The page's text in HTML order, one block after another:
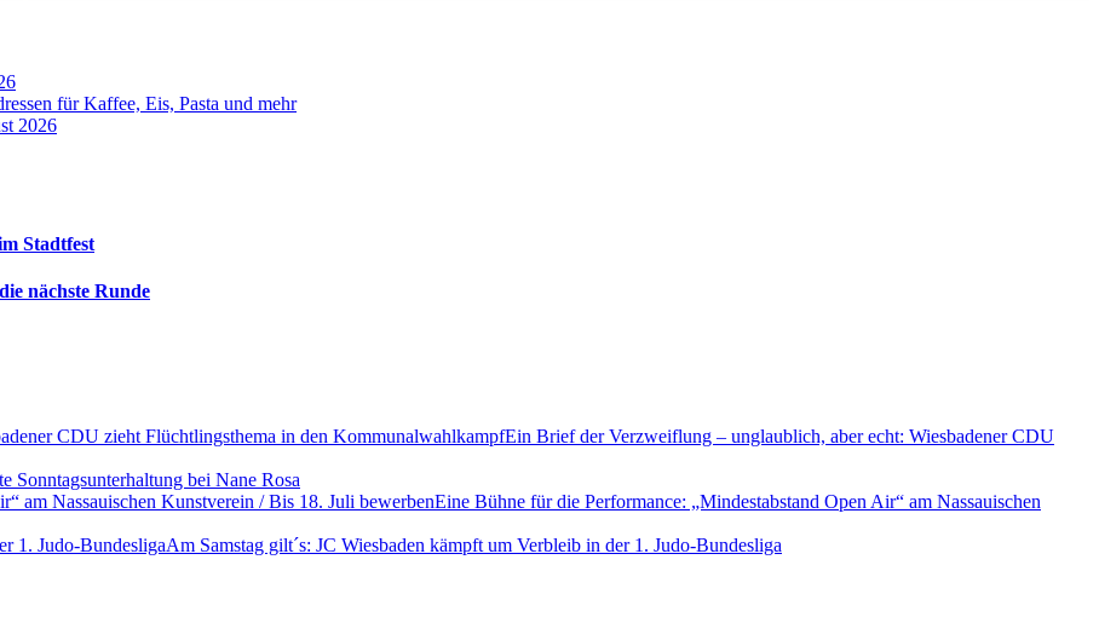
für Kaffee, Eis, Pasta und mehr
2026
Stadtfest
nächste Runde
Ein Brief der Verzweiflung – unglaublich, aber echt: Wiesbadener CDU
Sonntagsunterhaltung bei Nane Rosa
Eine Bühne für die Performance: „Mindestabstand Open Air“ am Nassauischen
Am Samstag gilt´s: JC Wiesbaden kämpft um Verbleib in der 1. Judo-Bundesliga